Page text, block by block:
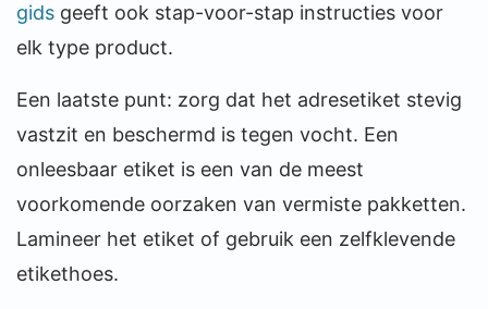
gids geeft ook stap-voor-stap instructies voor
elk type product.
Een laatste punt: zorg dat het adresetiket stevig
vastzit en beschermd is tegen vocht. Een
onleesbaar etiket is een van de meest
voorkomende oorzaken van vermiste pakketten.
Lamineer het etiket of gebruik een zelfklevende
etikethoes.